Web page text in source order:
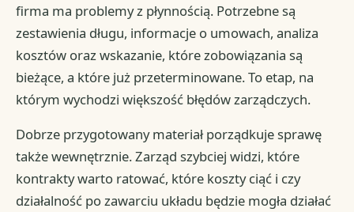
firma ma problemy z płynnością. Potrzebne są
zestawienia długu, informacje o umowach, analiza
kosztów oraz wskazanie, które zobowiązania są
bieżące, a które już przeterminowane. To etap, na
którym wychodzi większość błędów zarządczych.
Dobrze przygotowany materiał porządkuje sprawę
także wewnętrznie. Zarząd szybciej widzi, które
kontrakty warto ratować, które koszty ciąć i czy
działalność po zawarciu układu będzie mogła działać